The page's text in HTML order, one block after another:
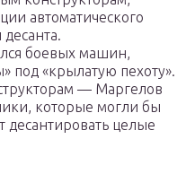
автоматического
боевых машин,
под «крылатую пехоту».
— Маргелов
которые могли бы
десантировать целые